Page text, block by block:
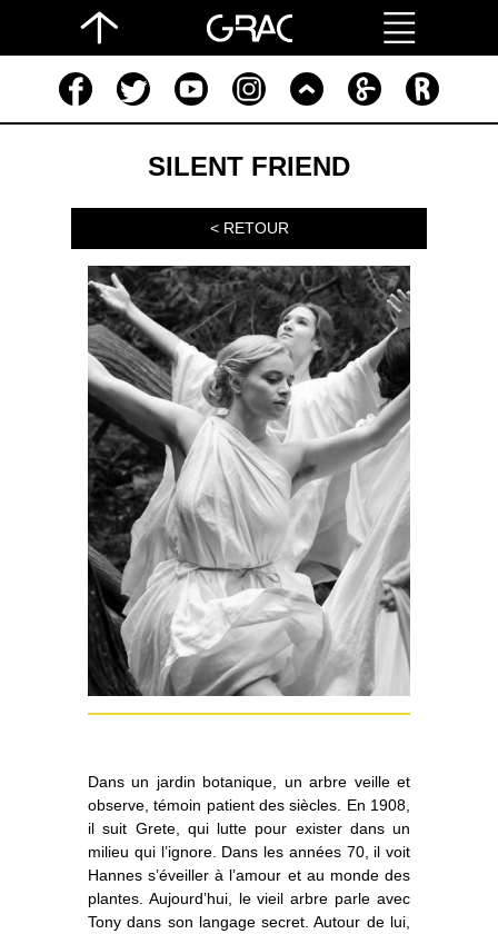
SILENT FRIEND
< RETOUR
Dans un jardin botanique, un arbre veille et
observe, témoin patient des siècles. En 1908,
il suit Grete, qui lutte pour exister dans un
milieu qui l’ignore. Dans les années 70, il voit
Hannes s’éveiller à l’amour et au monde des
plantes. Aujourd’hui, le vieil arbre parle avec
Tony dans son langage secret. Autour de lui,